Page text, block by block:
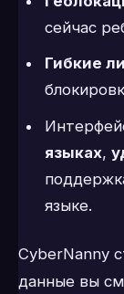
сейчас
Гибкие
языках,
языке.
CyberNanny
данные вы